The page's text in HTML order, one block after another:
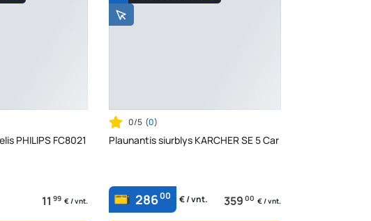
PHILIPS FC8021
11 99 € / vnt.
0/5 (0)
Plaunantis siurblys KARCHER SE 5 Car
28600 € / vnt. 359 00 € / vnt.